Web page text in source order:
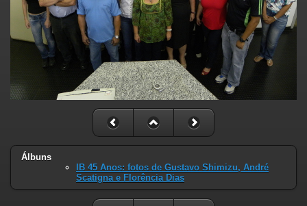
Álbuns
IB 45 Anos: fotos de Gustavo Shimizu, André
Scatigna e Florência Dias